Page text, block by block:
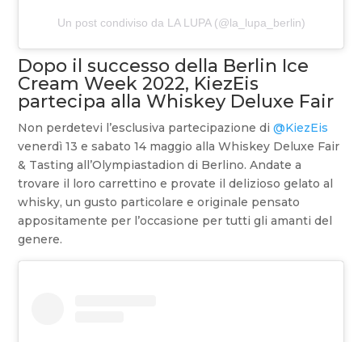
Un post condiviso da LA LUPA (@la_lupa_berlin)
Dopo il successo della Berlin Ice
Cream Week 2022, KiezEis
partecipa alla Whiskey Deluxe Fair
Non perdetevi l’esclusiva partecipazione di@KiezEis
venerdì 13 e sabato 14 maggio alla Whiskey Deluxe Fair
& Tasting all’Olympiastadion di Berlino. Andate a
trovare il loro carrettino e provate il delizioso gelato al
whisky, un gusto particolare e originale pensato
appositamente per l’occasione per tutti gli amanti del
genere.